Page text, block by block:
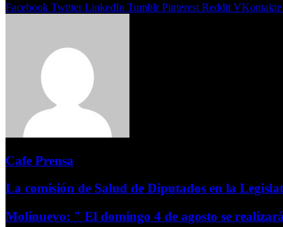
Facebook Twitter LinkedIn Tumblr Pinterest Reddit VKontakte
Cafe Prensa
La comisión de Salud de Diputados en la
Molinuevo: " El domingo 4 de agosto se